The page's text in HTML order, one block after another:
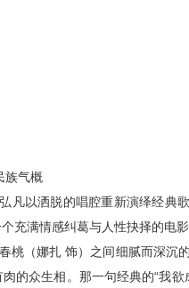
族气概
凡以洒脱的唱腔重新演绎经典
充满情感纠葛与人性抉择的电
桃（娜扎 饰）之间细腻而深沉
的众生相。那一句经典的“我欲